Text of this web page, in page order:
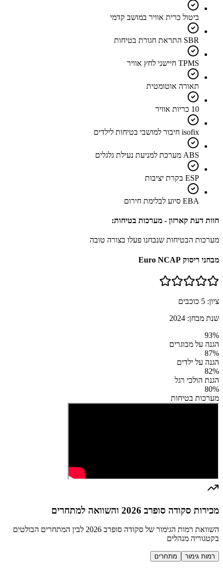
ביטול כרית אוויר במושב קדמי
SBR התראת חגורת בטיחות
TPMS חיישני לחץ אוויר
תאורה אוטומטית
10 כריות אוויר
isofix חיבור למושבי בטיחות לילדים
ABS מערכת למניעת נעילת גלגלים
ESP בקרת יציבות
EBA סיוע לבלימת חירום
חוות דעת קארזון - מערכות בטיחות:
מערכות הבטיחות שנבחנו פעלו בצורה טובה
מבחני ריסוק Euro NCAP
ציון: 5 כוכבים
שנת מבחן: 2024
93%
הגנה על מבוגרים
87%
הגנה על ילדים
82%
הגנת הולכי רגל
80%
מערכות בטיחות
מכירות סקודה סופרב 2026 והשוואה למתחרים
השוואת רמות הגימור של סקודה סופרב 2026 לבין המתחרים הבולטים
בקטגוריה מנהלים
רמות גימור מתחרים